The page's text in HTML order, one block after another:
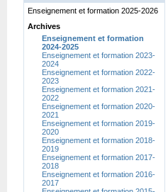
Enseignement et formation 2025-2026
Archives
Enseignement et formation
2024-2025
Enseignement et formation 2023-
2024
Enseignement et formation 2022-
2023
Enseignement et formation 2021-
2022
Enseignement et formation 2020-
2021
Enseignement et formation 2019-
2020
Enseignement et formation 2018-
2019
Enseignement et formation 2017-
2018
Enseignement et formation 2016-
2017